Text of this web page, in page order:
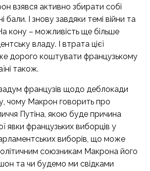
взявся активно збирати собі
бали. І знову завдяки темі війни та
кону – можливість ще більше
владу. І втрата цієї
дорого коштувати французькому
також.
французів щодо деблокади
чому Макрон говорить про
Путіна, якою буде причина
явки французьких виборців у
виборів, що може
союзникам Макрона його
та чи будемо ми свідками